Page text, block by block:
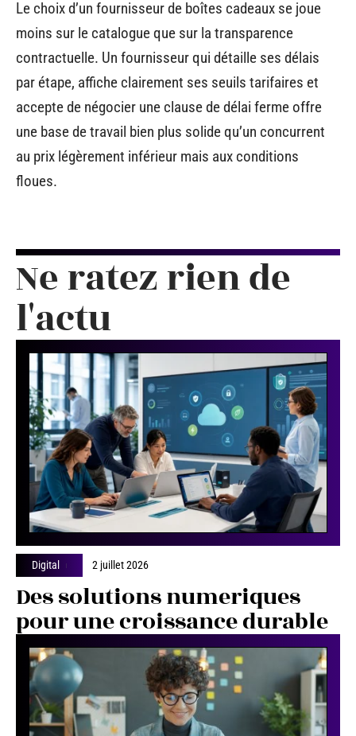
Le choix d’un fournisseur de boîtes cadeaux se joue
moins sur le catalogue que sur la transparence
contractuelle. Un fournisseur qui détaille ses délais
par étape, affiche clairement ses seuils tarifaires et
accepte de négocier une clause de délai ferme offre
une base de travail bien plus solide qu’un concurrent
au prix légèrement inférieur mais aux conditions
floues.
Ne ratez rien de
l'actu
Digital 2 juillet 2026
Des solutions numeriques
pour une croissance durable